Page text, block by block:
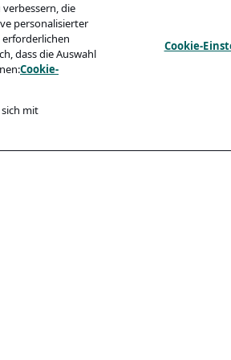
die
personalisierter
erforderlichen
dass die Auswahl
Cookie-
mit
Cookie-